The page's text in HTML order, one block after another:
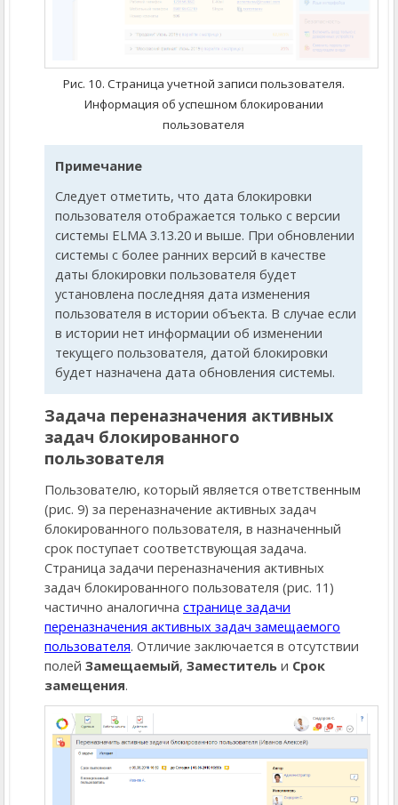
Рис. 10. Страница учетной записи пользователя.
Информация об успешном блокировании
пользователя
Примечание
Следует отметить, что дата блокировки
пользователя отображается только с версии
системы ELMA 3.13.20 и выше. При обновлении
системы с более ранних версий в качестве
даты блокировки пользователя будет
установлена последняя дата изменения
пользователя в истории объекта. В случае если
в истории нет информации об изменении
текущего пользователя, датой блокировки
будет назначена дата обновления системы.
Задача переназначения активных
задач блокированного
пользователя
Пользователю, который является ответственным
(рис. 9) за переназначение активных задач
блокированного пользователя, в назначенный
срок поступает соответствующая задача.
Страница задачи переназначения активных
задач блокированного пользователя (рис. 11)
частично аналогична странице задачи
переназначения активных задач замещаемого
пользователя. Отличие заключается в отсутствии
полей Замещаемый, Заместитель и Срок
замещения.